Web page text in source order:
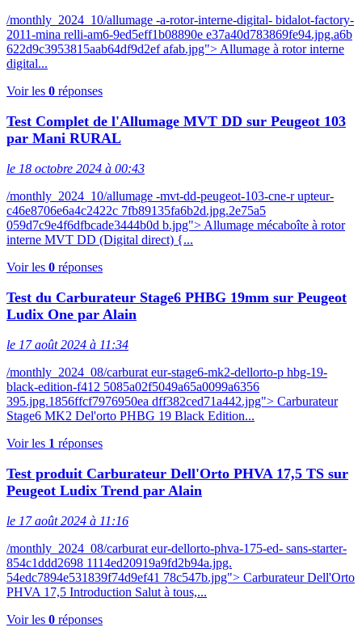
/monthly_2024_10/allumage -a-rotor-interne-digital- bidalot-factory-
2011-mina relli-am6-9ed5eff1b08890e e37a40d783869fe94.jpg.a6b
622d9c3953815aab64df9d2ef afab.jpg"> Allumage à rotor interne
digital...
Voir les 0 réponses
Test Complet de l'Allumage MVT DD sur Peugeot 103
par Mani RURAL
le 18 octobre 2024 à 00:43
/monthly_2024_10/allumage -mvt-dd-peugeot-103-cne-r upteur-
c46e8706e6a4c2422c 7fb89135fa6b2d.jpg.2e75a5
059d7c9e4f6dfbcade3444b0d b.jpg"> Allumage mécaboîte à rotor
interne MVT DD (Digital direct) {...
Voir les 0 réponses
Test du Carburateur Stage6 PHBG 19mm sur Peugeot
Ludix One par Alain
le 17 août 2024 à 11:34
/monthly_2024_08/carburat eur-stage6-mk2-dellorto-p hbg-19-
black-edition-f412 5085a02f5049a65a0099a6356
395.jpg.1856ffcf7976950ea dff382ced71a442.jpg"> Carburateur
Stage6 MK2 Del'orto PHBG 19 Black Edition...
Voir les 1 réponses
Test produit Carburateur Dell'Orto PHVA 17,5 TS sur
Peugeot Ludix Trend par Alain
le 17 août 2024 à 11:16
/monthly_2024_08/carburat eur-dellorto-phva-175-ed- sans-starter-
854c1ddd2698 1114ed20919a9fd2b94a.jpg.
54edc7894e531839f74d9ef41 78c547b.jpg"> Carburateur Dell'Orto
PHVA 17,5 Introduction Salut à tous,...
Voir les 0 réponses